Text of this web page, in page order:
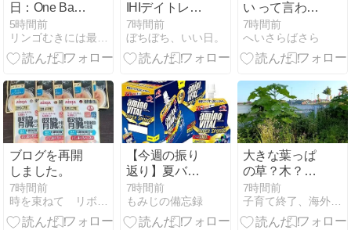
日：One Ball
One World.ス
ポーツができ
る平和に感謝
5時間前
IHIデイトレで
＋1万7,120円
｜録画トラブ
ルと損切りで
7時間前
ぼちぼち、いい日。
い って言われ
てもね
7時間前
へいさらばさら
ブログを再開
しました。
7時間前
【今週の振り
返り】夏バテ
気味なのでサ
プリに頼る
7時間前
もみじの備忘録
大きな葉っぱ
の草？木？が
あった
7時間前
子育て終了、海外にいこう！ −オーストラリア